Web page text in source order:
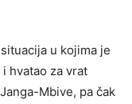
u kojima je
hvatao za vrat
Mbive, pa čak